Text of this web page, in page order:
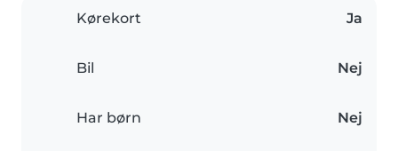
Kørekort Ja
Bil Nej
Har børn Nej